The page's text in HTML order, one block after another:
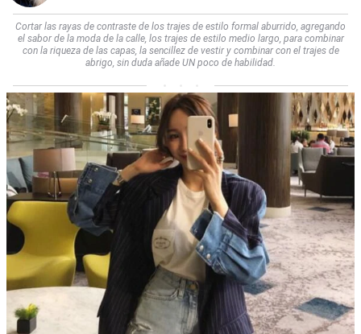
Cortar las rayas de contraste de los trajes de estilo formal aburrido, agregando
el sabor de la moda de la calle, los trajes de estilo medio largo, para combinar
con la riqueza de las capas, la sencillez de vestir y combinar con el trajes de
abrigo, sin duda añade UN poco de habilidad.